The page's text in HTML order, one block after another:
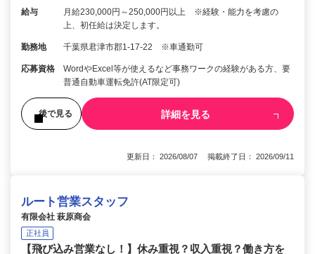
給与
月給230,000円～250,000円以上 ※経験・能力を考慮の
上、初任給は決定します。
勤務地 千葉県君津市郡1-17-22 ※車通勤可
応募資格
WordやExcel等が使えるなど事務ワークの経験がある方、要
普通自動車運転免許(AT限定可)
後で見る 詳細を見る
更新日： 2026/08/07 掲載終了日： 2026/09/11
ルート営業スタッフ
有限会社 萩原商会
正社員
【飛び込み営業なし！】休み重視？収入重視？働き方を